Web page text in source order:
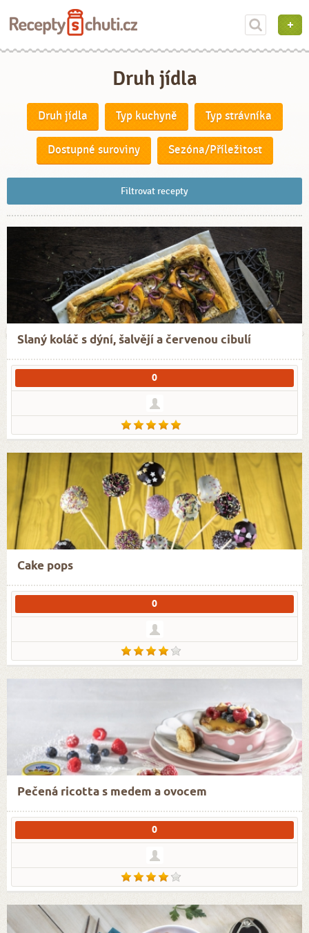
Druh jídla
Druh jídla Typ kuchyně Typ strávníka
Dostupné suroviny Sezóna/Příležitost
Filtrovat recepty
Slaný koláč s dýní, šalvějí a červenou cibulí
0
Cake pops
0
Pečená ricotta s medem a ovocem
0